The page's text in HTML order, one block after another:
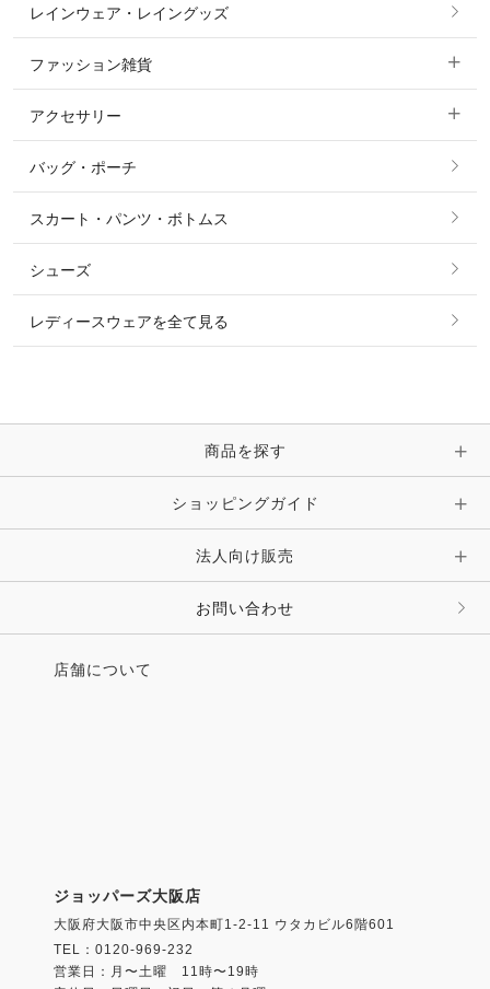
ニット・セーター
シャツ・ブラウス・ワンピース
ジャケット・ブルゾン
すべての競技用ウェア
ショージャケット
ショーシャツ
レインウェア・レイングッズ
ファッション雑貨
すべてのファッション雑貨
ソックス
ベルト
時計・財布・キーケース・革小物
キーホルダー・チャーム・ストラップ
その他 ファッション雑貨
アクセサリー
すべてのアクセサリー
リング
ピアス・イヤリング
ピン・ブローチ・コサージュ
その他 アクセサリー
バッグ・ポーチ
スカート・パンツ・ボトムス
シューズ
レディースウェアを全て見る
商品を探す
ショッピングガイド
法人向け販売
お問い合わせ
店舗について
ジョッパーズ大阪店
大阪府大阪市中央区内本町1-2-11 ウタカビル6階601
TEL：0120-969-232
営業日：月〜土曜 11時〜19時